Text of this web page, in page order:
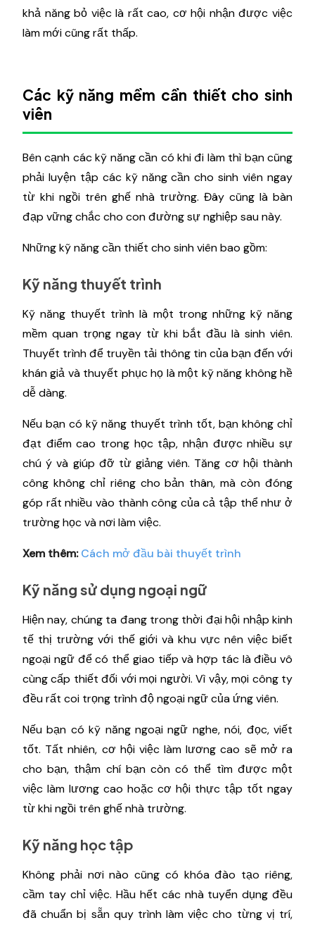
khả năng bỏ việc là rất cao, cơ hội nhận được việc
làm mới cũng rất thấp.
Các kỹ năng mềm cần thiết cho sinh
viên
Bên cạnh các kỹ năng cần có khi đi làm thì bạn cũng
phải luyện tập các kỹ năng cần cho sinh viên ngay
từ khi ngồi trên ghế nhà trường. Đây cũng là bàn
đạp vững chắc cho con đường sự nghiệp sau này.
Những kỹ năng cần thiết cho sinh viên bao gồm:
Kỹ năng thuyết trình
Kỹ năng thuyết trình là một trong những kỹ năng
mềm quan trọng ngay từ khi bắt đầu là sinh viên.
Thuyết trình để truyền tải thông tin của bạn đến với
khán giả và thuyết phục họ là một kỹ năng không hề
dễ dàng.
Nếu bạn có kỹ năng thuyết trình tốt, bạn không chỉ
đạt điểm cao trong học tập, nhận được nhiều sự
chú ý và giúp đỡ từ giảng viên. Tăng cơ hội thành
công không chỉ riêng cho bản thân, mà còn đóng
góp rất nhiều vào thành công của cả tập thể như ở
trường học và nơi làm việc.
Xem thêm: Cách mở đầu bài thuyết trình
Kỹ năng sử dụng ngoại ngữ
Hiện nay, chúng ta đang trong thời đại hội nhập kinh
tế thị trường với thế giới và khu vực nên việc biết
ngoại ngữ để có thể giao tiếp và hợp tác là điều vô
cùng cấp thiết đối với mọi người. Vì vậy, mọi công ty
đều rất coi trọng trình độ ngoại ngữ của ứng viên.
Nếu bạn có kỹ năng ngoại ngữ nghe, nói, đọc, viết
tốt. Tất nhiên, cơ hội việc làm lương cao sẽ mở ra
cho bạn, thậm chí bạn còn có thể tìm được một
việc làm lương cao hoặc cơ hội thực tập tốt ngay
từ khi ngồi trên ghế nhà trường.
Kỹ năng học tập
Không phải nơi nào cũng có khóa đào tạo riêng,
cầm tay chỉ việc. Hầu hết các nhà tuyển dụng đều
đã chuẩn bị sẵn quy trình làm việc cho từng vị trí,